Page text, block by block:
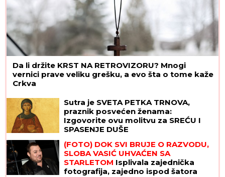
Da li držite KRST NA RETROVIZORU? Mnogi
vernici prave veliku grešku, a evo šta o tome kaže
Crkva
Sutra je SVETA PETKA TRNOVA,
praznik posvećen ženama:
Izgovorite ovu molitvu za SREĆU I
SPASENJE DUŠE
(FOTO) DOK SVI BRUJE O RAZVODU,
SLOBA VASIĆ UHVAĆEN SA
STARLETOM Isplivala zajednička
fotografija, zajedno ispod šatora